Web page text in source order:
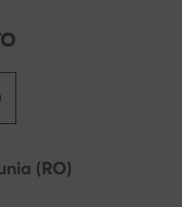
(RO)